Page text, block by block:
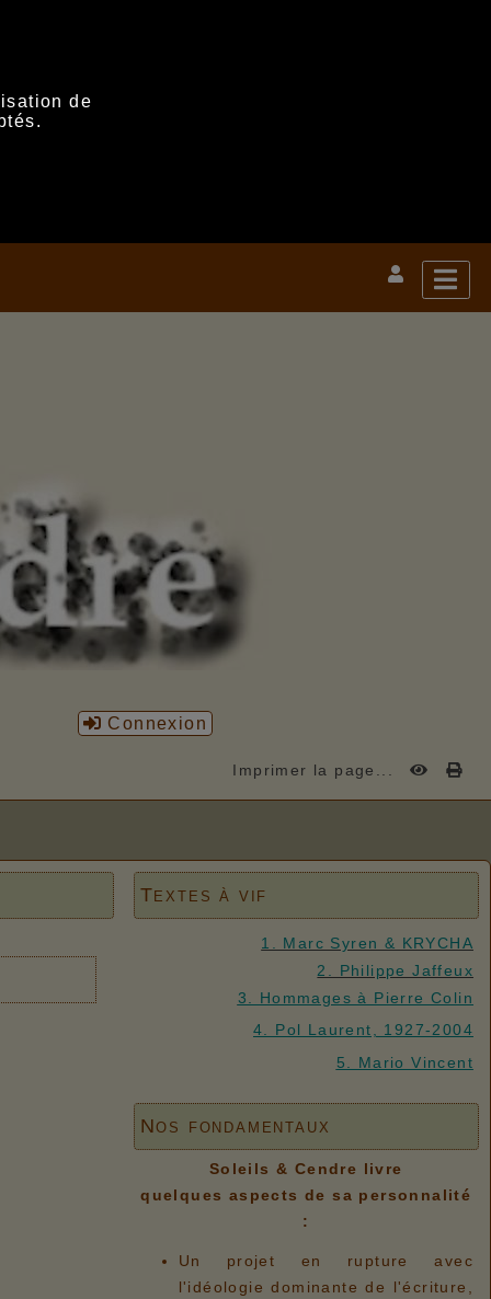
de
Connexion
Imprimer la page...
Textes à vif
1. Marc Syren & KRYCHA
2. Philippe Jaffeux
3. Hommages à Pierre Colin
4. Pol Laurent, 1927-2004
5. Mario Vincent
Nos fondamentaux
Soleils & Cendre livre
quelques aspects de sa personnalité
:
Un projet en rupture avec
l'idéologie dominante de l'écriture,